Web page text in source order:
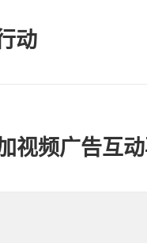
动
频广告互